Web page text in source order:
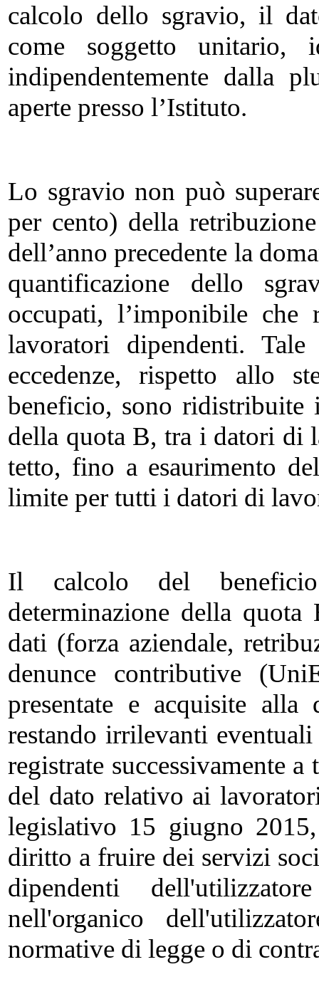
calcolo dello sgravio, il
come soggetto unitario,
indipendentemente dalla
aperte presso l’Istituto.
Lo sgravio non può
per cento) della
dell’anno precedente la
quantificazione dello
occupati, l’imponibile
lavoratori dipendenti.
eccedenze, rispetto allo
beneficio, sono
della quota B, tra i datori di
tetto, fino a esaurimento
limite per tutti i datori di
Il calcolo del
determinazione della
dati (forza aziendale,
denunce contributive
presentate e acquisite alla
restando irrilevanti
registrate successivamente
del dato relativo ai
legislativo 15 giugno
diritto a fruire dei servizi
dipendenti
nell'organico
normative di legge o di